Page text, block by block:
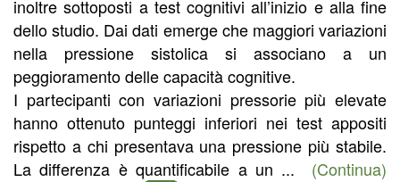
inoltre sottoposti a test cognitivi all’inizio e alla fine
dello studio. Dai dati emerge che maggiori variazioni
nella pressione sistolica si associano a un
peggioramento delle capacità cognitive.
I partecipanti con variazioni pressorie più elevate
hanno ottenuto punteggi inferiori nei test appositi
rispetto a chi presentava una pressione più stabile.
La differenza è quantificabile a un ... (Continua)